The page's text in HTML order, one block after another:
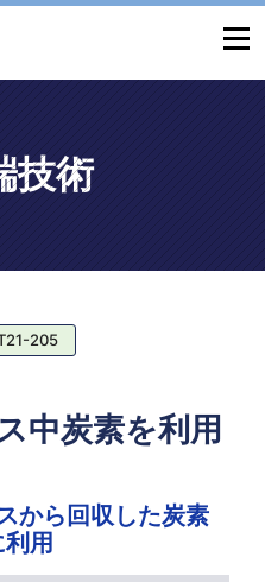
技術
205
中炭素を利用
から回収した炭素
用